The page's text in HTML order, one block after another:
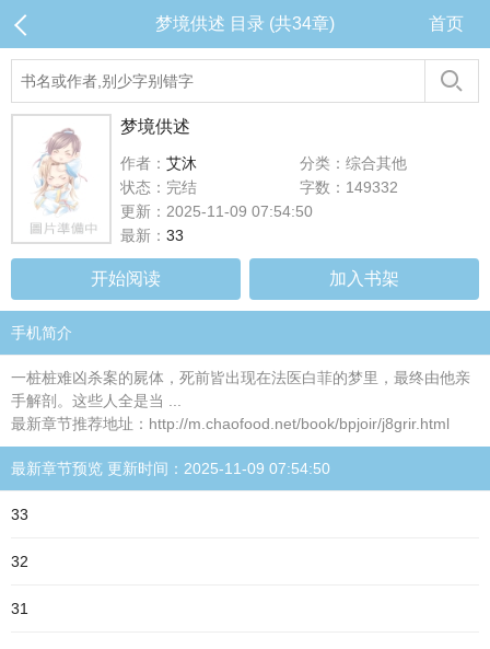
梦境供述 目录 (共34章) 首页
梦境供述
作者： 艾沐
分类：综合其他
状态：完结
字数：149332
更新：2025-11-09 07:54:50
最新： 33
开始阅读 加入书架
手机简介
一桩桩难凶杀案的屍体，死前皆出现在法医白菲的梦里，最终由他亲
手解剖。这些人全是当 ...
最新章节推荐地址：http://m.chaofood.net/book/bpjoir/j8grir.html
最新章节预览 更新时间：2025-11-09 07:54:50
33
32
31